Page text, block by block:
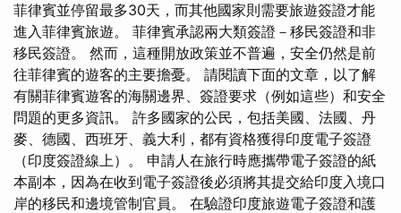
菲律賓並停留最多30天，而其他國家則需要旅遊簽證才能
進入菲律賓旅遊。 菲律賓承認兩大類簽證－移民簽證和非
移民簽證。 然而，這種開放政策並不普遍，安全仍然是前
往菲律賓的遊客的主要擔憂。 請閱讀下面的文章，以了解
有關菲律賓遊客的海關邊界、簽證要求（例如這些）和安全
問題的更多資訊。 許多國家的公民，包括美國、法國、丹
麥、德國、西班牙、義大利，都有資格獲得印度電子簽證
（印度簽證線上）。 申請人在旅行時應攜帶電子簽證的紙
本副本，因為在收到電子簽證後必須將其提交給印度入境口
岸的移民和邊境管制官員。 在驗證印度旅遊電子簽證和護